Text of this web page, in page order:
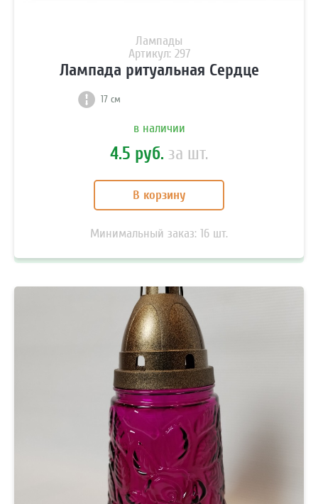
Лампады
Артикул: 297
Лампада ритуальная Сердце
17 см
в наличии
4.5 руб. за шт.
В корзину
Минимальный заказ: 16 шт.